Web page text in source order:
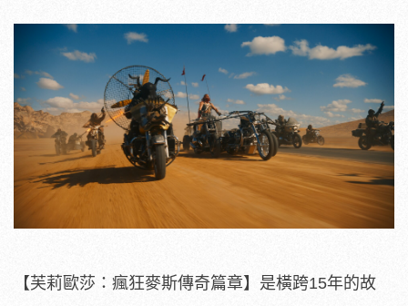
【芙莉歐莎：瘋狂麥斯傳奇篇章】是橫跨15年的故